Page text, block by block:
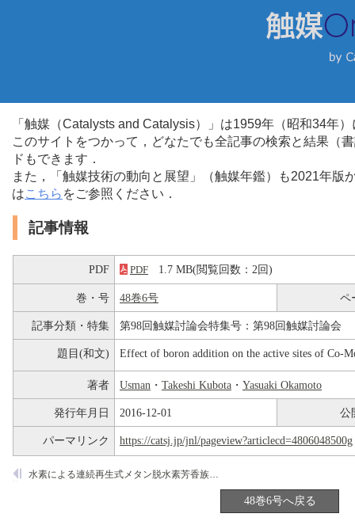
「触媒（Catalysts and Catalysis）」は1959年（昭和34年
このサイトをつかって，どなたでも全記事の検索と結果（
ドもできます．
また，「触媒技術の動向と展望」（触媒年鑑）も2021年
はこちら をご参照ください．
記事情報
PDF PDF 1.7 MB(閲覧回数：2回)
巻・号 48巻6号 ペ
記事分類・特集 第98回触媒討論会特集号：第98回触媒討論会
題目(和文) Effect of boron addition on the active sites of Co-
著者 Usman ・ Takeshi Kubota ・ Yasuaki Okamoto
発行年月日 2016-12-01 公
パーマリンク https://catsj.jp/jnl/pageview?articlecd=4806048500g
水素による連続再生式メタン脱水素芳香族化反応プロセス
48巻6号へ戻る